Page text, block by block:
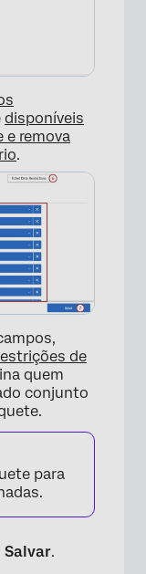
×
disponíveis
e remova
.
de
quem
conjunto
para
Salvar.